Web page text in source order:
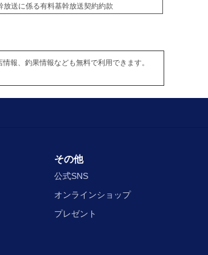
放送に係る有料基幹放送契約約款
報、釣果情報なども無料で利用できます。
その他
公式SNS
オンラインショップ
プレゼント